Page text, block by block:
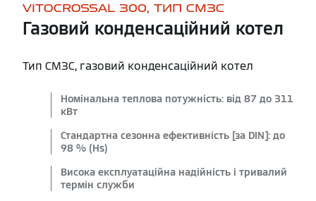
VITOCROSSAL 300, ТИП CM3C
Газовий конденсаційний котел
Тип CM3C, газовий конденсаційний котел
Номінальна теплова потужність: від 87 до 311
кВт
Стандартна сезонна ефективність [за DIN]: до
98 % (Hs)
Висока експлуатаційна надійність і тривалий
термін служби